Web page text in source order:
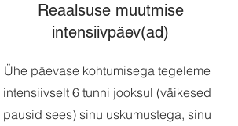
Reaalsuse muutmise
intensiivpäev(ad)
Ühe päevase kohtumisega tegeleme
intensiivselt 6 tunni jooksul (väikesed
pausid sees) sinu uskumustega, sinu